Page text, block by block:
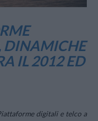
DINAMICHE
IL 2012 ED
digitali e telco a